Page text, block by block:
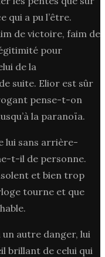
qui a pu l’être.
de victoire, faim de
pour
de la
suite. Elior est sûr
pense-t-on
la paranoïa.
lui sans arrière-
t-il de personne.
et bien trop
tourne et que
autre danger, lui
brillant de celui qui